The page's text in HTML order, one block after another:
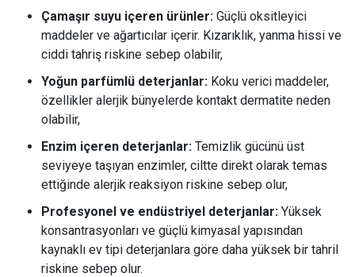
Çamaşır suyu içeren ürünler: Güçlü oksitleyici
maddeler ve ağartıcılar içerir. Kızarıklık, yanma hissi ve
ciddi tahriş riskine sebep olabilir,
Yoğun parfümlü deterjanlar: Koku verici maddeler,
özellikler alerjik bünyelerde kontakt dermatite neden
olabilir,
Enzim içeren deterjanlar: Temizlik gücünü üst
seviyeye taşıyan enzimler, ciltte direkt olarak temas
ettiğinde alerjik reaksiyon riskine sebep olur,
Profesyonel ve endüstriyel deterjanlar: Yüksek
konsantrasyonları ve güçlü kimyasal yapısından
kaynaklı ev tipi deterjanlara göre daha yüksek bir tahril
riskine sebep olur.